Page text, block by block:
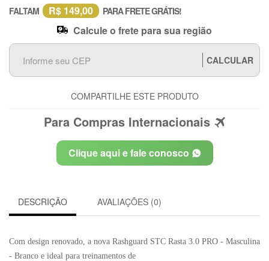
FALTAM R$ 149,00 PARA FRETE GRÁTIS!
Calcule o frete para sua região
CALCULAR
COMPARTILHE ESTE PRODUTO
Para Compras Internacionais
Clique aqui e fale conosco
DESCRIÇÃO AVALIAÇÕES (0)
Com design renovado, a nova Rashguard STC Rasta 3.0 PRO - Masculina
- Branco e ideal para treinamentos de